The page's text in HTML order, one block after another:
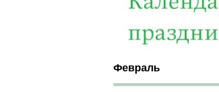
Февраль